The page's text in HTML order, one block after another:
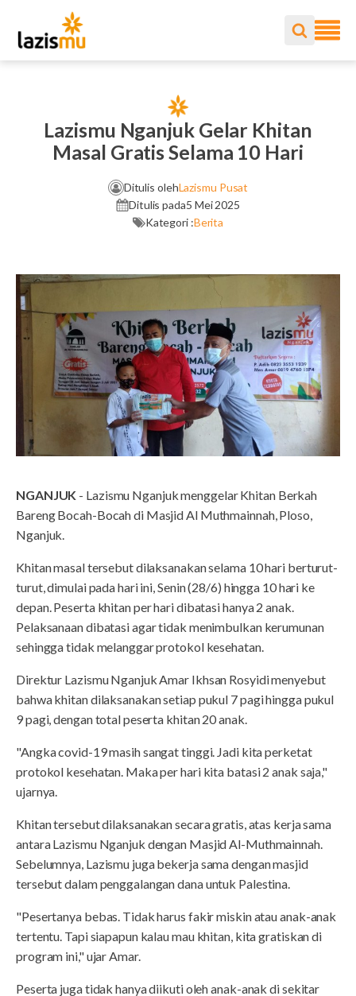
Lazismu Nganjuk Gelar Khitan
Masal Gratis Selama 10 Hari
Ditulis olehLazismu Pusat
Ditulis pada5 Mei 2025
Kategori :Berita
NGANJUK - Lazismu Nganjuk menggelar Khitan Berkah
Bareng Bocah-Bocah di Masjid Al Muthmainnah, Ploso,
Nganjuk.
Khitan masal tersebut dilaksanakan selama 10 hari berturut-
turut, dimulai pada hari ini, Senin (28/6) hingga 10 hari ke
depan. Peserta khitan per hari dibatasi hanya 2 anak.
Pelaksanaan dibatasi agar tidak menimbulkan kerumunan
sehingga tidak melanggar protokol kesehatan.
Direktur Lazismu Nganjuk Amar Ikhsan Rosyidi menyebut
bahwa khitan dilaksanakan setiap pukul 7 pagi hingga pukul
9 pagi, dengan total peserta khitan 20 anak.
"Angka covid-19 masih sangat tinggi. Jadi kita perketat
protokol kesehatan. Maka per hari kita batasi 2 anak saja,"
ujarnya.
Khitan tersebut dilaksanakan secara gratis, atas kerja sama
antara Lazismu Nganjuk dengan Masjid Al-Muthmainnah.
Sebelumnya, Lazismu juga bekerja sama dengan masjid
tersebut dalam penggalangan dana untuk Palestina.
"Pesertanya bebas. Tidak harus fakir miskin atau anak-anak
tertentu. Tapi siapapun kalau mau khitan, kita gratiskan di
program ini," ujar Amar.
Peserta juga tidak hanya diikuti oleh anak-anak di sekitar